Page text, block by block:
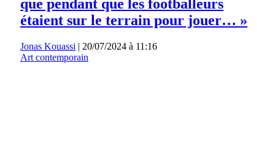
que pendant que les footballeurs
étaient sur le terrain pour jouer… »
Jonas Kouassi | 20/07/2024 à 11:16
Art contemporain